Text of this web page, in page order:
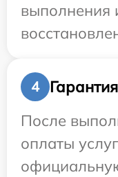
выполнения
4
Гарантия
После
оплаты